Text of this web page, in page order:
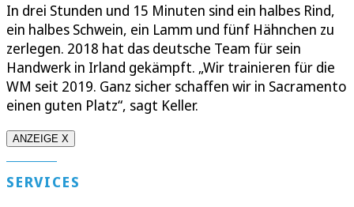
In drei Stunden und 15 Minuten sind ein halbes Rind,
ein halbes Schwein, ein Lamm und fünf Hähnchen zu
zerlegen. 2018 hat das deutsche Team für sein
Handwerk in Irland gekämpft. „Wir trainieren für die
WM seit 2019. Ganz sicher schaffen wir in Sacramento
einen guten Platz“, sagt Keller.
ANZEIGE X
SERVICES